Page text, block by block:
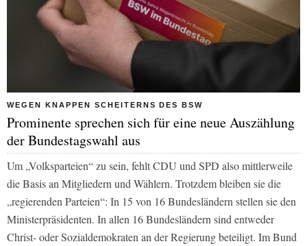
WEGEN KNAPPEN SCHEITERNS DES BSW
Prominente sprechen sich für eine neue Auszählung
der Bundestagswahl aus
Um „Volksparteien“ zu sein, fehlt CDU und SPD also mittlerweile
die Basis an Mitgliedern und Wählern. Trotzdem bleiben sie die
„regierenden Parteien“: In 15 von 16 Bundesländern stellen sie den
Ministerpräsidenten. In allen 16 Bundesländern sind entweder
Christ- oder Sozialdemokraten an der Regierung beteiligt. Im Bund